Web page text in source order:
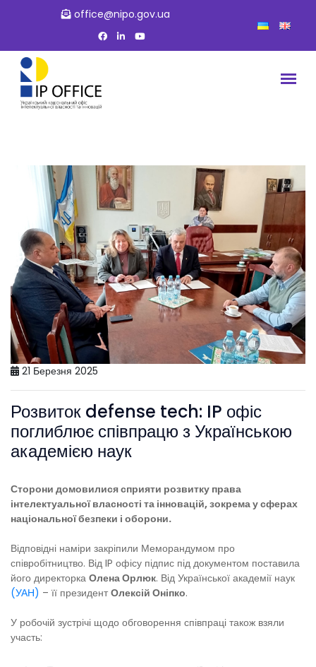
office@nipo.gov.ua
21 Березня 2025
Розвиток defense tech: IP офіс
поглиблює співпрацю з Українською
академією наук
Сторони домовилися сприяти розвитку права
інтелектуальної власності та інновацій, зокрема у сферах
національної безпеки і оборони.
Відповідні наміри закріпили Меморандумом про
співробітництво. Від IP офісу підпис під документом поставила
його директорка Олена Орлюк. Від Української академії наук
(УАН) – її президент Олексій Оніпко.
У робочій зустрічі щодо обговорення співпраці також взяли
участь: